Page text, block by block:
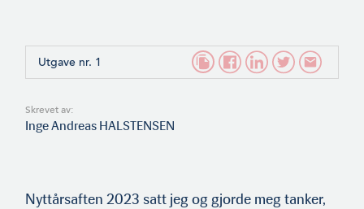
Utgave nr. 1
Skrevet av:
Inge Andreas HALSTENSEN
Nyttårsaften 2023 satt jeg og gjorde meg tanker,